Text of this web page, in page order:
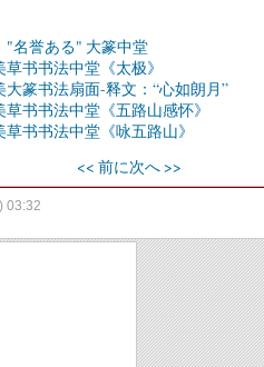
"名誉ある" 大篆中堂
草书书法中堂《太极》
大篆书法扇面-释文：“心如朗月”
草书书法中堂《五路山感怀》
草书书法中堂《咏五路山》
<< 前に次へ >>
03:32